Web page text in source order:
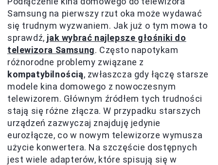
Samsung na pierwszy rzut oka może wydawać
się trudnym wyzwaniem. Jak już o tym mowa to
sprawdź, jak wybrać najlepsze głośniki do
telewizora Samsung. Często napotykam
różnorodne problemy związane z
kompatybilnością, zwłaszcza gdy łączę starsze
modele kina domowego z nowoczesnym
telewizorem. Głównym źródłem tych trudności
stają się różne złącza. W przypadku starszych
urządzeń zazwyczaj znajduję jedynie
eurozłącze, co w nowym telewizorze wymusza
użycie konwertera. Na szczęście dostępnych
jest wiele adapterów, które spisują się w